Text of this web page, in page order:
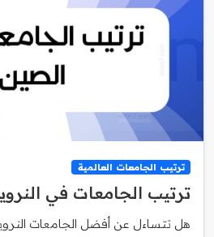
ترتيب الجامعات العالمية
ترتيب الجامعات في
هل تتساءل عن أفضل الجامعات